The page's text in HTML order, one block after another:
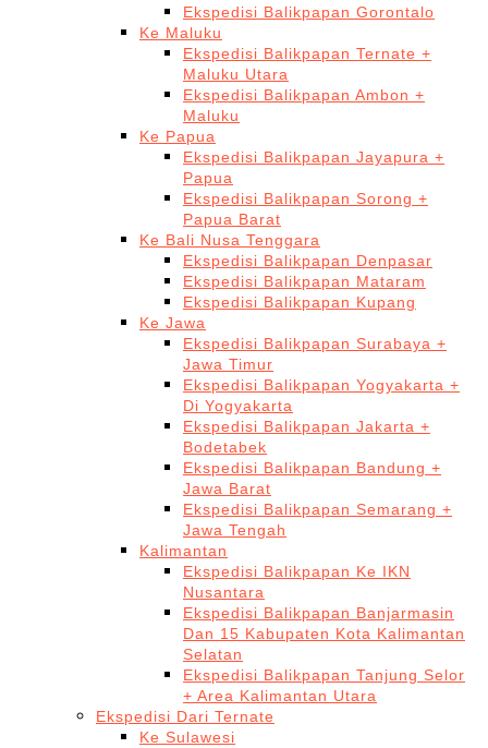
Ekspedisi Balikpapan Gorontalo
Ke Maluku
Ekspedisi Balikpapan Ternate +
Maluku Utara
Ekspedisi Balikpapan Ambon +
Maluku
Ke Papua
Ekspedisi Balikpapan Jayapura +
Papua
Ekspedisi Balikpapan Sorong +
Papua Barat
Ke Bali Nusa Tenggara
Ekspedisi Balikpapan Denpasar
Ekspedisi Balikpapan Mataram
Ekspedisi Balikpapan Kupang
Ke Jawa
Ekspedisi Balikpapan Surabaya +
Jawa Timur
Ekspedisi Balikpapan Yogyakarta +
Di Yogyakarta
Ekspedisi Balikpapan Jakarta +
Bodetabek
Ekspedisi Balikpapan Bandung +
Jawa Barat
Ekspedisi Balikpapan Semarang +
Jawa Tengah
Kalimantan
Ekspedisi Balikpapan Ke IKN
Nusantara
Ekspedisi Balikpapan Banjarmasin
Dan 15 Kabupaten Kota Kalimantan
Selatan
Ekspedisi Balikpapan Tanjung Selor
+ Area Kalimantan Utara
Ekspedisi Dari Ternate
Ke Sulawesi